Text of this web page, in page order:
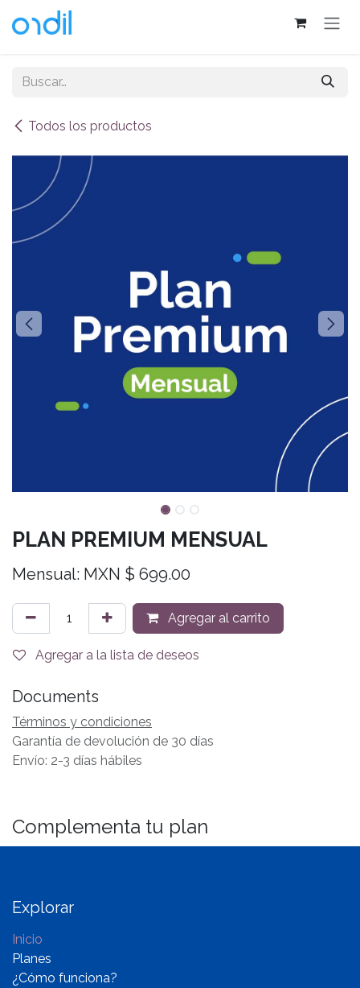
Ir al contenido
Todos los productos
PLAN PREMIUM MENSUAL
Mensual: MXN $ 699.00
Agregar al carrito
Agregar a la lista de deseos
Documents
Términos y condiciones
Garantía de devolución de 30 días
Envío: 2-3 días hábiles
Complementa tu plan
Explorar
Inicio
Planes
¿Cómo funciona?